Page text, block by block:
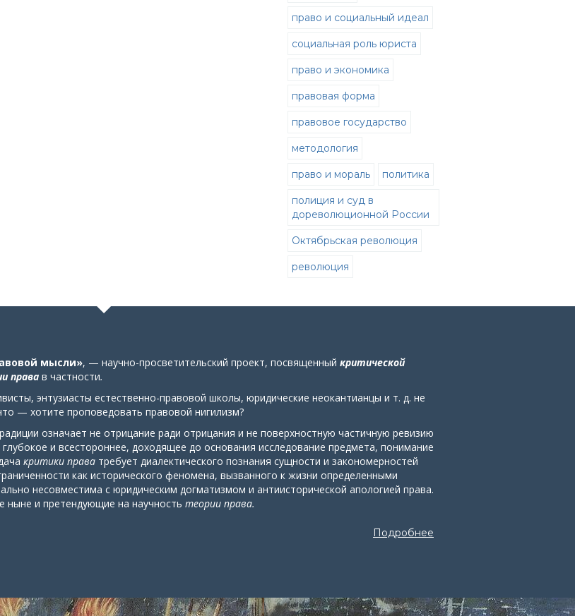
право и социальный идеал
социальная роль юриста
право и экономика
правовая форма
правовое государство
методология
право и мораль политика
полиция и суд в
дореволюционной России
Октябрьская революция
революция
мысли», — научно-просветительский проект, посвященный критической
права в частности.
энтузиасты естественно-правовой школы, юридические неокантианцы и т. д. не
— хотите проповедовать правовой нигилизм?
означает не отрицание ради отрицания и не поверхностную частичную ревизию
и всестороннее, доходящее до основания исследование предмета, понимание
критики права требует диалектического познания сущности и закономерностей
как исторического феномена, вызванного к жизни определенными
несовместима с юридическим догматизмом и антиисторической апологией права.
ныне и претендующие на научность теории права.
Подробнее